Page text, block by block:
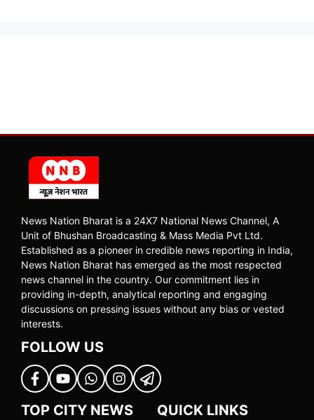
News Nation Bharat is a 24X7 National News Channel, A
Unit of Bhushan Broadcasting & Mass Media Pvt Ltd.
Established as a pioneer in credible news reporting in India,
News Nation Bharat has emerged as the most respected
news channel in the country. Our commitment lies in
providing in-depth, analytical reporting and engaging
discussions on pressing issues without any bias or vested
interests.
FOLLOW US
TOP CITY NEWS QUICK LINKS